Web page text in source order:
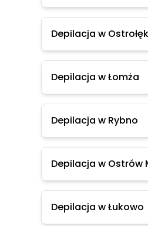
Depilacja w
Depilacja w Łomża
Depilacja w Rybno
Depilacja w Ostrów
Depilacja w Łukowo